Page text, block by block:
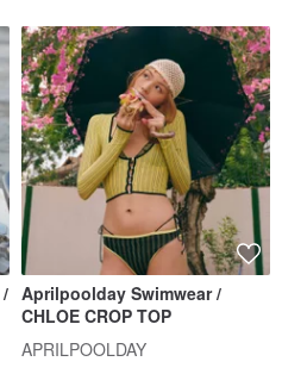
Aprilpoolday Swimwear /
CHLOE CROP TOP
APRILPOOLDAY